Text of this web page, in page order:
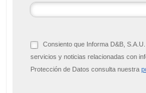
Consiento que Informa D&B,
servicios y noticias relacionadas con
Protección de Datos consulta nuestra